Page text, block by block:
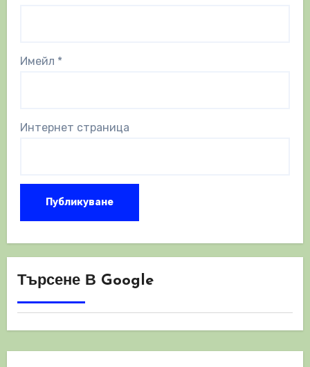
Имейл *
Интернет страница
Търсене В Google